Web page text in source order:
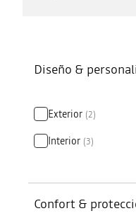
Diseño &
Exterior (2)
Interior (3)
Confort &